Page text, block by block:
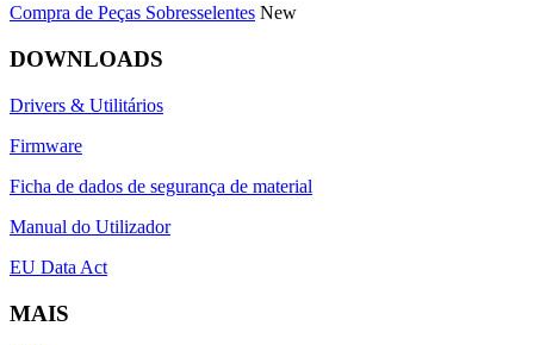
Compra de Peças Sobresselentes New
DOWNLOADS
Drivers & Utilitários
Firmware
Ficha de dados de segurança de material
Manual do Utilizador
EU Data Act
MAIS